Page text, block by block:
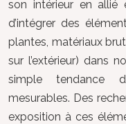
son intérieur en allié
d’intégrer des
plantes, matériaux
sur l’extérieur) dans
simple tendance
mesurables. Des
exposition à ces